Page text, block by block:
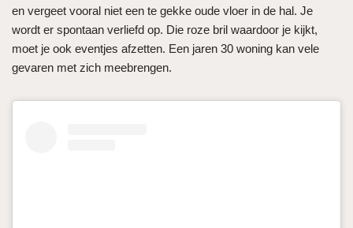
en vergeet vooral niet een te gekke oude vloer in de hal. Je
wordt er spontaan verliefd op. Die roze bril waardoor je kijkt,
moet je ook eventjes afzetten. Een jaren 30 woning kan vele
gevaren met zich meebrengen.